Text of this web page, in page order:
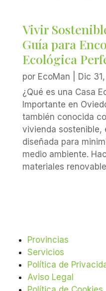
Vivir
Guía para
Ecológica
por EcoMan
Dic
¿Qué es una Casa
Importante en
también conocida
vivienda sostenible,
diseñada para
medio ambiente.
materiales
Provincias
Servicios
Política de
Aviso Legal